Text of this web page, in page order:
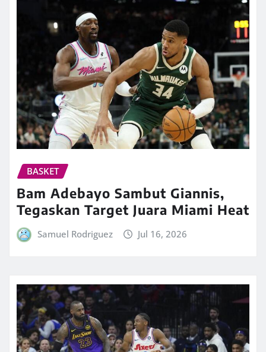
BASKET
Bam Adebayo Sambut Giannis,
Tegaskan Target Juara Miami Heat
Samuel Rodriguez Jul 16, 2026